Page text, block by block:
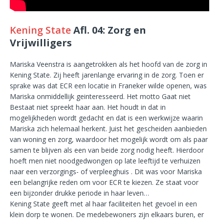
Kening StateAfl. 04: Zorg en
Vrijwilligers
Mariska Veenstra is aangetrokken als het hoofd van de zorg in
Kening State. Zij heeft jarenlange ervaring in de zorg. Toen er
sprake was dat ECR een locatie in Franeker wilde openen, was
Mariska onmiddellijk geinteresseerd. Het motto Gaat niet
Bestaat niet spreekt haar aan. Het houdt in dat in
mogelijkheden wordt gedacht en dat is een werkwijze waarin
Mariska zich helemaal herkent. Juist het gescheiden aanbieden
van woning en zorg, waardoor het mogelijk wordt om als paar
samen te blijven als een van beide zorg nodig heeft. Hierdoor
hoeft men niet noodgedwongen op late leeftijd te verhuizen
naar een verzorgings- of verpleeghuis . Dit was voor Mariska
een belangrijke reden om voor ECR te kiezen. Ze staat voor
een bijzonder drukke periode in haar leven…
Kening State geeft met al haar faciliteiten het gevoel in een
klein dorp te wonen. De medebewoners zijn elkaars buren, er